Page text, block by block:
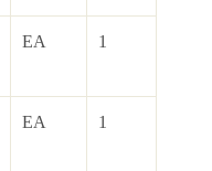
EA 1
EA 1